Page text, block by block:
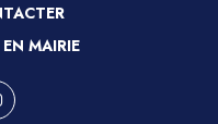
MAIRIE